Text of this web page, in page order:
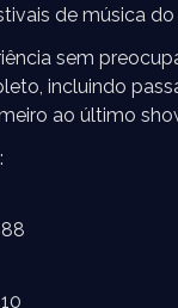
de música
sem
incluindo
ao último